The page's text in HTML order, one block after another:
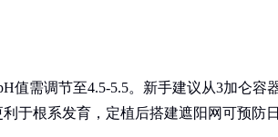
值需调节至4.5-5.5。新手建议从3加仑容
于根系发育，定植后搭建遮阳网可预防日